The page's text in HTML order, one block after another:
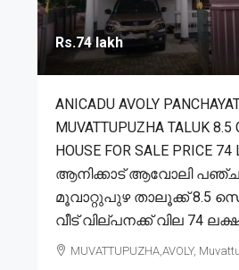
Rs.74 lakh
ANICADU AVOLY
MUVATTUPUZHA TALUK 8.5
HOUSE FOR SALE PRICE 74
ആനിക്കാട് ആവോലി
മൂവാറ്റുപുഴ താലൂക്ക് 8.5
വീട് വില്പനക്ക് വില 74
MUVATTUPUZHA,AVOLY,